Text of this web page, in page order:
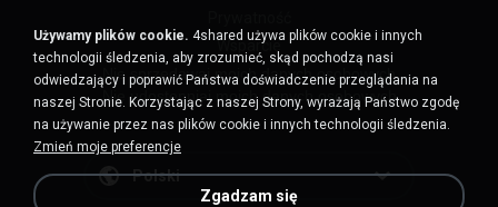
Wsparcie
Nie sprzedawaj moich danych osobowych
Nie udostępniaj moich danych osobowych
Polski
Używamy plików cookie. 4shared używa plików cookie i innych
technologii śledzenia, aby zrozumieć, skąd pochodzą nasi
odwiedzający i poprawić Państwa doświadczenie przeglądania na
naszej Stronie. Korzystając z naszej Strony, wyrażają Państwo zgodę
na używanie przez nas plików cookie i innych technologii śledzenia.
Zmień moje preferencje
Zgadzam się